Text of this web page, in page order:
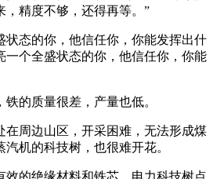
，精度不够，还得再等。”
的质量很差，产量也低。
在周边山区，开采困难，无法形成煤
机的科技树，也很难开花。
效的绝缘材料和铁芯，电力科技树点